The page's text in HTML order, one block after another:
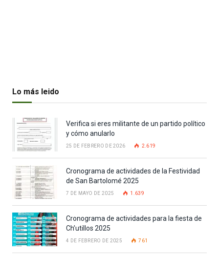
Lo más leido
Verifica si eres militante de un partido político
y cómo anularlo
25 DE FEBRERO DE 2026 2.619
Cronograma de actividades de la Festividad
de San Bartolomé 2025
7 DE MAYO DE 2025 1.639
Cronograma de actividades para la fiesta de
Ch’utillos 2025
4 DE FEBRERO DE 2025 761